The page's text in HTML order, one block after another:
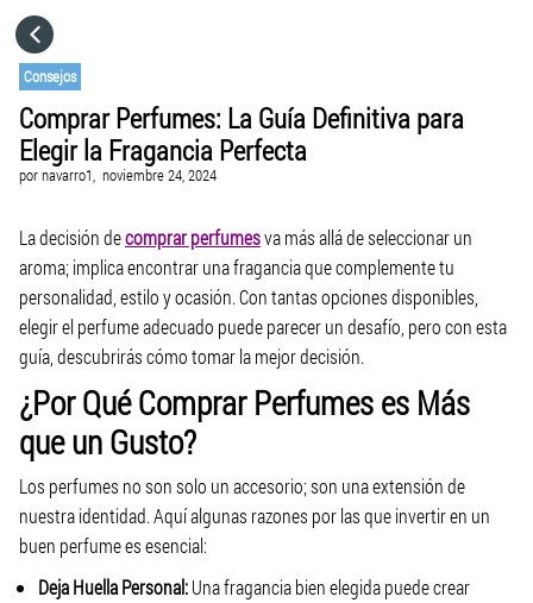
Consejos
Comprar Perfumes: La Guía Definitiva para
Elegir la Fragancia Perfecta
pornavarro1, noviembre 24, 2024
La decisión decomprar perfumesva más allá de seleccionar un
aroma; implica encontrar una fragancia que complemente tu
personalidad, estilo y ocasión. Con tantas opciones disponibles,
elegir el perfume adecuado puede parecer un desafío, pero con esta
guía, descubrirás cómo tomar la mejor decisión.
¿Por Qué Comprar Perfumes es Más
que un Gusto?
Los perfumes no son solo un accesorio; son una extensión de
nuestra identidad. Aquí algunas razones por las que invertir en un
buen perfume es esencial:
Deja Huella Personal:Una fragancia bien elegida puede crear
CATEGORÍAS
VISITA EL SITIO WEB